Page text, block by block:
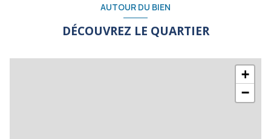
AUTOUR DU BIEN
DÉCOUVREZ LE QUARTIER
+
−